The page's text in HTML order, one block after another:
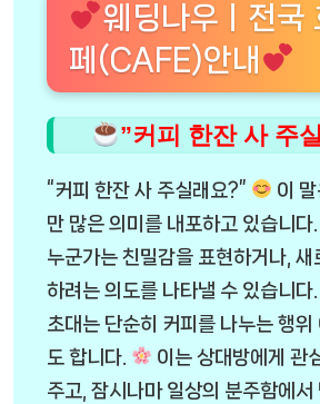
웨딩나우ㅣ전국
페(CAFE)안내
”커피 한잔 사 주
“커피 한잔 사 주실래요?”
이
만 많은 의미를 내포하고 있습니다.
누군가는 친밀감을 표현하거나, 새
하려는 의도를 나타낼 수 있습니다.
초대는 단순히 커피를 나누는 행위
도 합니다.
이는 상대방에게 관
주고, 잠시나마 일상의 분주함에서